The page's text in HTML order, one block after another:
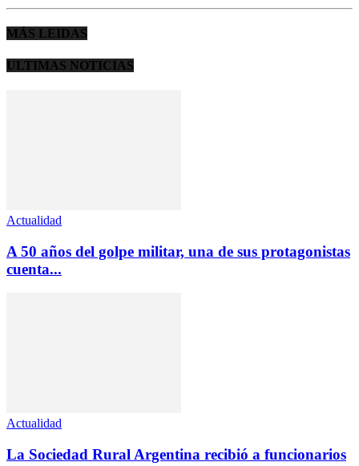
MÁS LEIDAS
ULTIMAS NOTICIAS
Actualidad
A 50 años del golpe militar, una de sus protagonistas
cuenta...
Actualidad
La Sociedad Rural Argentina recibió a funcionarios